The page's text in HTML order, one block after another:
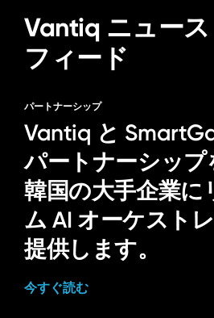
Vantiq ニュース
フィード
パートナーシップ
Vantiq と
パートナーシップ
韓国の大手企業に
ム AI オーケスト
提供します。
今すぐ読む